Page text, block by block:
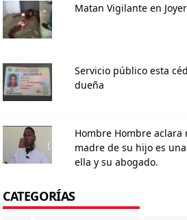
Matan Vigilante en
Servicio público esta
dueña
Hombre Hombre
madre de su hijo es
ella y su abogado.
CATEGORÍAS